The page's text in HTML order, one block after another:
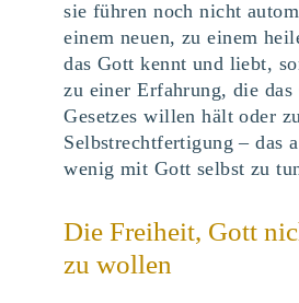
sie führen noch nicht
einem neuen, zu einem
das Gott kennt und liebt,
zu einer Erfahrung, die das
Gesetzes willen hält oder
Selbstrechtfertigung – das
wenig mit Gott selbst zu
Die Freiheit, Gott
zu wollen